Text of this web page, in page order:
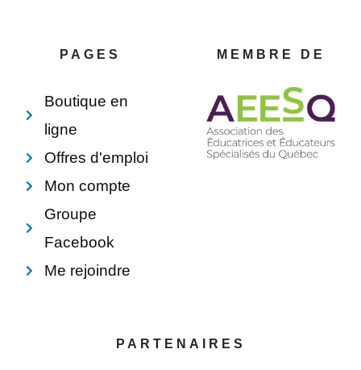
p
e
PAGES
Boutique en
ligne
Offres d'emploi
Mon compte
Groupe
Facebook
Me rejoindre
MEMBRE DE
PARTENAIRES